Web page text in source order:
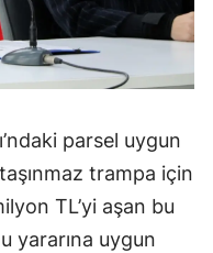
parsel uygun
trampa için
TL’yi aşan bu
yararına uygun